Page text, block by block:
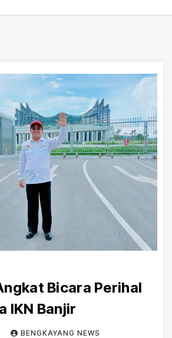
Bicara Perihal
IKN Banjir
BENGKAYANG NEWS